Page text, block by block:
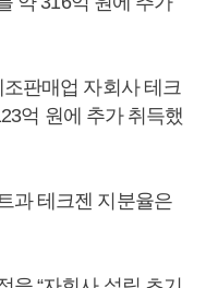
판매업 자회사 테크
억 원에 추가 취득했
과 테크젠 지분율은